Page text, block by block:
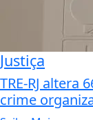
Justiça
TRE-RJ altera
crime